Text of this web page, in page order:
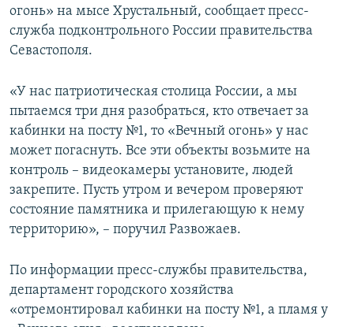
КРЫМ.НЕПОКОРЕННЫЙ
ELIFBE
Все сайты RFE/RL
огонь» на мысе Хрустальный, сообщает пресс-
служба подконтрольного России правительства
Севастополя.
«У нас патриотическая столица России, а мы
пытаемся три дня разобраться, кто отвечает за
кабинки на посту №1, то «Вечный огонь» у нас
может погаснуть. Все эти объекты возьмите на
контроль – видеокамеры установите, людей
закрепите. Пусть утром и вечером проверяют
состояние памятника и прилегающую к нему
территорию», – поручил Развожаев.
По информации пресс-службы правительства,
департамент городского хозяйства
«отремонтировал кабинки на посту №1, а пламя у